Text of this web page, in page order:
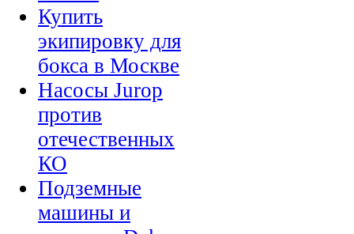
Купить
экипировку для
бокса в Москве
Насосы Jurop
против
отечественных
КО
Подземные
машины и